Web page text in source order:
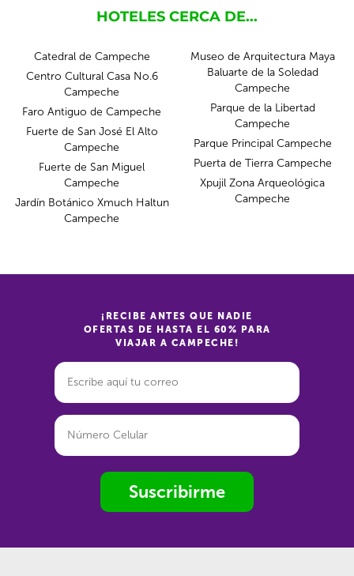
HOTELES CERCA DE...
Catedral de Campeche
Centro Cultural Casa No.6
Campeche
Faro Antiguo de Campeche
Fuerte de San José El Alto
Campeche
Fuerte de San Miguel
Campeche
Jardín Botánico Xmuch Haltun
Campeche
Museo de Arquitectura Maya
Baluarte de la Soledad
Campeche
Parque de la Libertad
Campeche
Parque Principal Campeche
Puerta de Tierra Campeche
Xpujil Zona Arqueológica
Campeche
¡RECIBE ANTES QUE NADIE
OFERTAS DE HASTA EL 60% PARA
VIAJAR A CAMPECHE!
Suscribirme